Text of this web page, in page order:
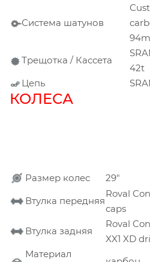
Система шатунов
Трещотка / Кассета
42t
Цепь
КОЛЕСА
Размер колес
29"
Втулка передняя
Roval
caps
Втулка задняя
Roval
XX1 XD
Материал